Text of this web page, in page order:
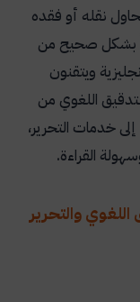
نقله أو فقده
بشكل صحيح من
ويتقنون
اللغوي من
خدمات التحرير،
القراءة.
والتحرير